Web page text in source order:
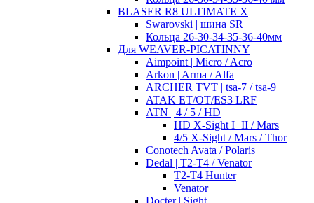
BLASER R8 ULTIMATE X
Swarovski | шина SR
Кольца 26-30-34-35-36-40мм
Для WEAVER-PICATINNY
Aimpoint | Micro / Acro
Arkon | Arma / Alfa
ARCHER TVT | tsa-7 / tsa-9
ATAK ET/OT/ES3 LRF
ATN | 4 / 5 / HD
HD X-Sight I+II / Mars
4/5 X-Sight / Mars / Thor
Conotech Avata / Polaris
Dedal | T2-T4 / Venator
T2-T4 Hunter
Venator
Docter | Sight